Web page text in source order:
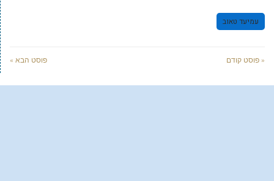
עמיעד טאוב
« פוסט קודם פוסט הבא »